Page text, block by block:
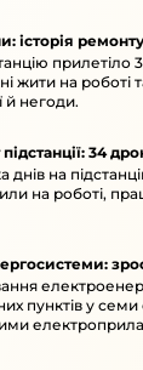
історія ремонту
жити на роботі
й негоди.
34
днів на
на роботі,
пунктів у